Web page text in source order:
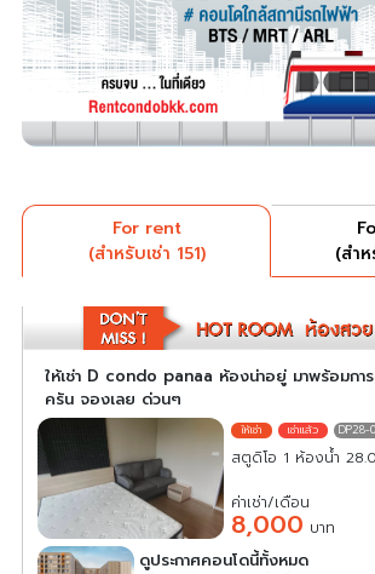
For rent
(สำหรับเช่า 151)
(สำ
ให้เช่า D condo panaa ห้องน่าอยู่ มาพร้อมกา
ครัน จองเลย ด่วนๆ
DP28-
สตูดิโอ 1 ห้องน้ำ
ค่าเช่า/เดือน
8,000 บาท
ดูประกาศคอนโดนี้ทั้งหมด